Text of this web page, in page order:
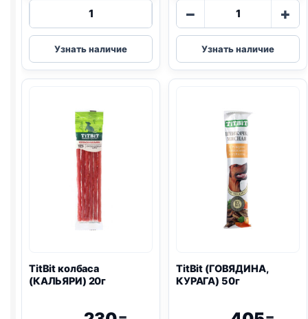
Количество
TitBit
лак.
(ДРЕССУРА,
КРОЛИК)
100г
Узнать наличие
−
Количество
TitBit
(МИНИ
ПОРОДЫ,
100г
+
Узнать наличие
TitBit колбаса
(КАЛЬЯРИ) 20г
TitBit (ГОВЯДИНА,
КУРАГА) 50г